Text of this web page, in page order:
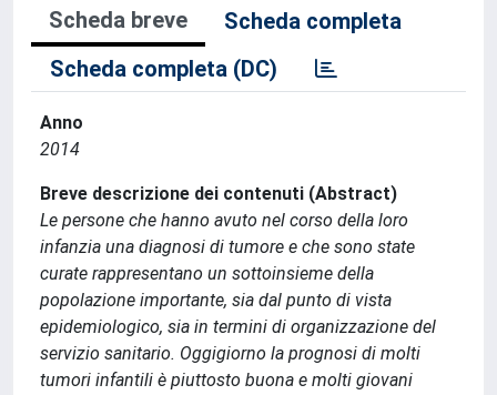
Scheda breve
Scheda completa
Scheda completa (DC)
Anno
2014
Breve descrizione dei contenuti (Abstract)
Le persone che hanno avuto nel corso della loro
infanzia una diagnosi di tumore e che sono state
curate rappresentano un sottoinsieme della
popolazione importante, sia dal punto di vista
epidemiologico, sia in termini di organizzazione del
servizio sanitario. Oggigiorno la prognosi di molti
tumori infantili è piuttosto buona e molti giovani